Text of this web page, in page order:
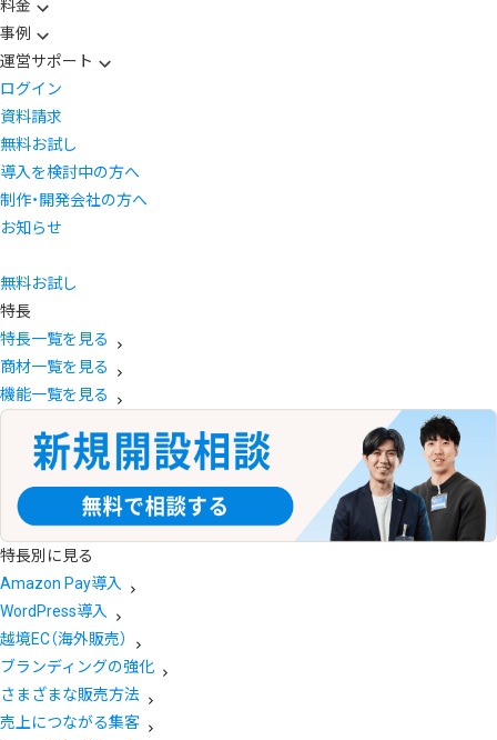
料金
事例
運営サポート
ログイン
資料請求
無料お試し
導入を検討中の方へ
制作・開発会社の方へ
お知らせ
無料お試し
特長
特長一覧を見る
商材一覧を見る
機能一覧を見る
特長別に見る
Amazon Pay導入
WordPress導入
越境EC（海外販売）
ブランディングの強化
さまざまな販売方法
売上につながる集客